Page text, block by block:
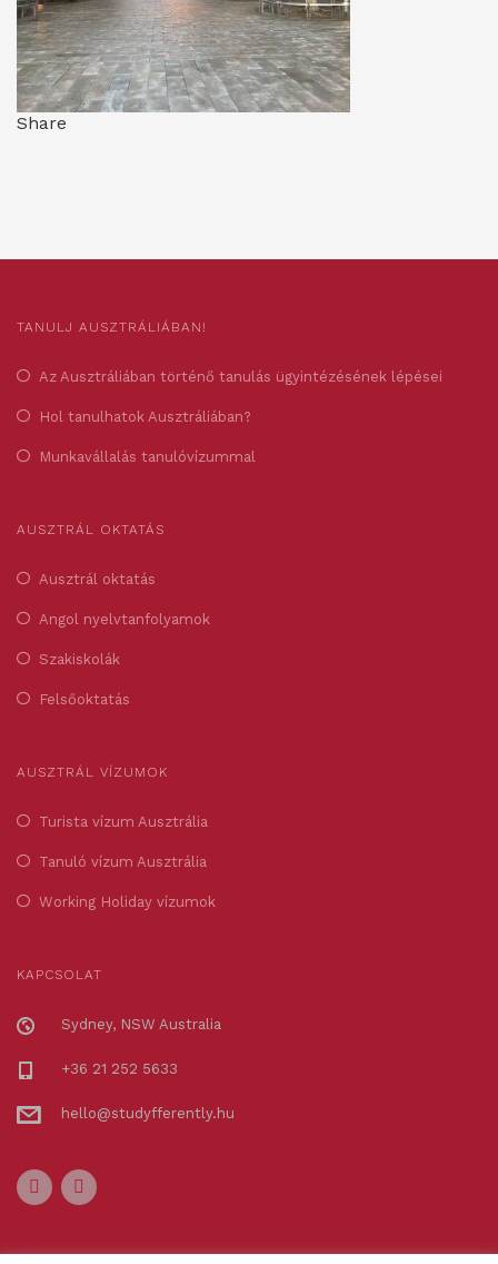
Share
TANULJ AUSZTRÁLIÁBAN!
Az Ausztráliában történő tanulás ügyintézésének lépései
Hol tanulhatok Ausztráliában?
Munkavállalás tanulóvízummal
AUSZTRÁL OKTATÁS
Ausztrál oktatás
Angol nyelvtanfolyamok
Szakiskolák
Felsőoktatás
AUSZTRÁL VÍZUMOK
Turista vízum Ausztrália
Tanuló vízum Ausztrália
Working Holiday vízumok
KAPCSOLAT
Sydney, NSW Australia
+36 21 252 5633
hello@studyfferently.hu